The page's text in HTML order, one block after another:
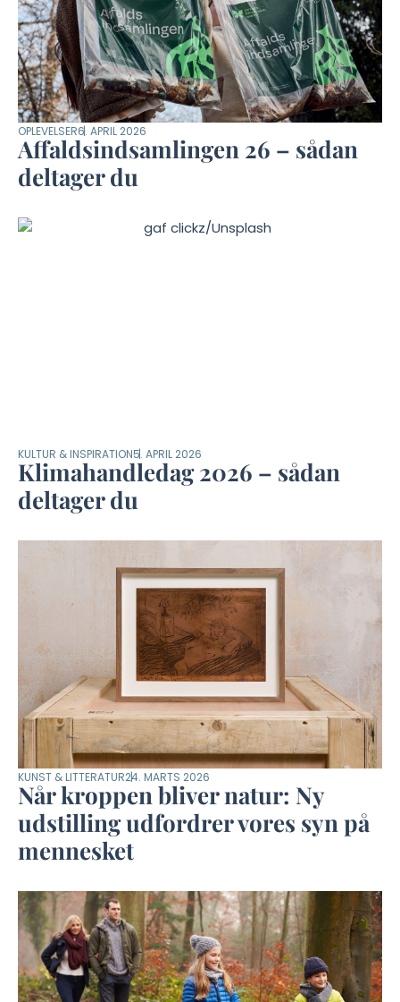
OPLEVELSER6. APRIL 2026
Affaldsindsamlingen 26 – sådan
deltager du
KULTUR & INSPIRATION5. APRIL 2026
Klimahandledag 2026 – sådan
deltager du
KUNST & LITTERATUR24. MARTS 2026
Når kroppen bliver natur: Ny
udstilling udfordrer vores syn på
mennesket